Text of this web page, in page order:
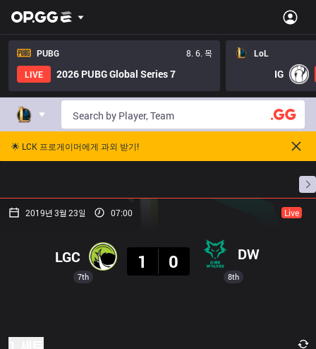
PUBG
8. 6. 목
LIVE
2026 PUBG Global Series 7
LoL
IG
🌟 LCK 프로게이머에게 과외 받기!
프로빌
2019년 3월 23일 07:00 Live
7th
LGC
1
0 DW
8th